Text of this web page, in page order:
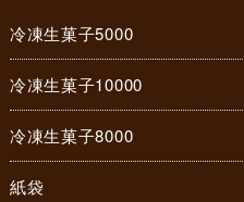
冷凍生菓子5000
冷凍生菓子10000
冷凍生菓子8000
紙袋